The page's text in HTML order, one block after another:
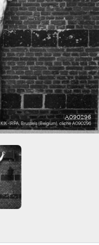
A090296
KIK-IRPA, Brussels (Belgium), cliché A090296